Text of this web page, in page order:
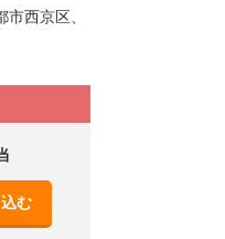
西京区、
む